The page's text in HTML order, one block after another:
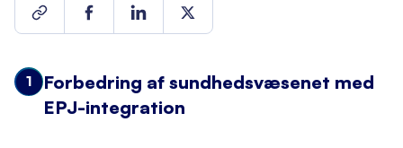
1
Forbedring af sundhedsvæsenet med
EPJ-integration